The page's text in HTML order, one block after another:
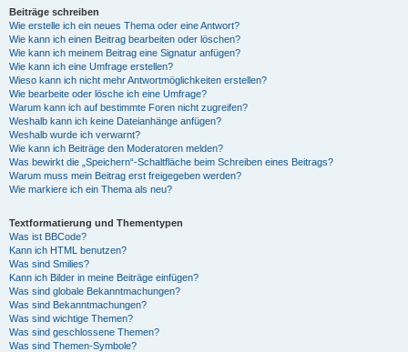
Beiträge schreiben
Wie erstelle ich ein neues Thema oder eine Antwort?
Wie kann ich einen Beitrag bearbeiten oder löschen?
Wie kann ich meinem Beitrag eine Signatur anfügen?
Wie kann ich eine Umfrage erstellen?
Wieso kann ich nicht mehr Antwortmöglichkeiten erstellen?
Wie bearbeite oder lösche ich eine Umfrage?
Warum kann ich auf bestimmte Foren nicht zugreifen?
Weshalb kann ich keine Dateianhänge anfügen?
Weshalb wurde ich verwarnt?
Wie kann ich Beiträge den Moderatoren melden?
Was bewirkt die „Speichern“-Schaltfläche beim Schreiben eines Beitrags?
Warum muss mein Beitrag erst freigegeben werden?
Wie markiere ich ein Thema als neu?
Textformatierung und Thementypen
Was ist BBCode?
Kann ich HTML benutzen?
Was sind Smilies?
Kann ich Bilder in meine Beiträge einfügen?
Was sind globale Bekanntmachungen?
Was sind Bekanntmachungen?
Was sind wichtige Themen?
Was sind geschlossene Themen?
Was sind Themen-Symbole?